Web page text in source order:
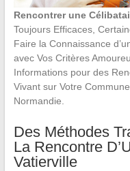
Rencontrer une
Toujours Efficaces,
Faire la Connaissance
avec Vos Critères
Informations pour des
Vivant sur Votre
Normandie.
Des Méthodes
La Rencontre
Vatierville